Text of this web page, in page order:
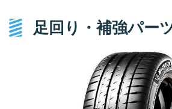
足回り・補強パー